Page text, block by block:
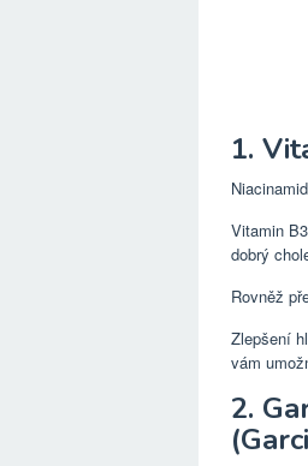
1.
Vitamin
dobrý
Rovněž
Zlepšení
vám
2.